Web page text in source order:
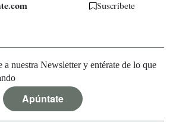
Suscríbete
a nuestra Newsletter y entérate de lo que
Apúntate